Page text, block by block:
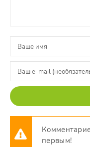
первым!